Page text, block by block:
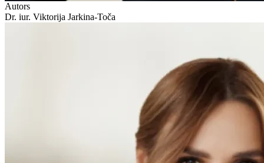
Autors
Dr. iur. Viktorija Jarkina-Toča